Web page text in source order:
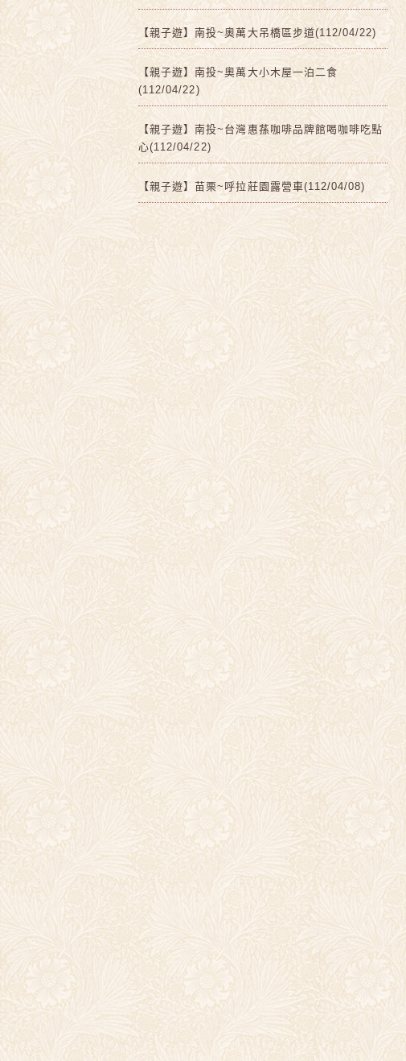
【親子遊】南投~奧萬大吊橋區步道(112/04/22)
【親子遊】南投~奧萬大小木屋一泊二食
(112/04/22)
【親子遊】南投~台灣惠蓀咖啡品牌館喝咖啡吃點
心(112/04/22)
【親子遊】苗栗~呼拉莊園露營車(112/04/08)